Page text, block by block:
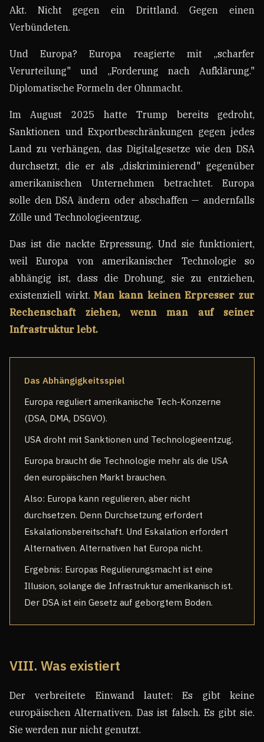
Akt. Nicht gegen ein Drittland. Gegen einen
Verbündeten.
Und Europa? Europa reagierte mit „scharfer
Verurteilung" und „Forderung nach Aufklärung."
Diplomatische Formeln der Ohnmacht.
Im August 2025 hatte Trump bereits gedroht,
Sanktionen und Exportbeschränkungen gegen jedes
Land zu verhängen, das Digitalgesetze wie den DSA
durchsetzt, die er als „diskriminierend" gegenüber
amerikanischen Unternehmen betrachtet. Europa
solle den DSA ändern oder abschaffen — andernfalls
Zölle und Technologieentzug.
Das ist die nackte Erpressung. Und sie funktioniert,
weil Europa von amerikanischer Technologie so
abhängig ist, dass die Drohung, sie zu entziehen,
existenziell wirkt.Man kann keinen Erpresser zur
Rechenschaft ziehen, wenn man auf seiner
Infrastruktur lebt.
Das Abhängigkeitsspiel
Europa reguliert amerikanische Tech-Konzerne
(DSA, DMA, DSGVO).
USA droht mit Sanktionen und Technologieentzug.
Europa braucht die Technologie mehr als die USA
den europäischen Markt brauchen.
Also: Europa kann regulieren, aber nicht
durchsetzen. Denn Durchsetzung erfordert
Eskalationsbereitschaft. Und Eskalation erfordert
Alternativen. Alternativen hat Europa nicht.
Ergebnis: Europas Regulierungsmacht ist eine
Illusion, solange die Infrastruktur amerikanisch ist.
Der DSA ist ein Gesetz auf geborgtem Boden.
VIII. Was existiert
Der verbreitete Einwand lautet: Es gibt keine
europäischen Alternativen. Das ist falsch. Es gibt sie.
Sie werden nur nicht genutzt.